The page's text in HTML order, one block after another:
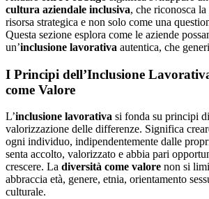
cultura aziendale inclusiva, che riconosca
risorsa strategica e non solo come una
Questa sezione esplora come le aziende
un’inclusione lavorativa autentica, che
I Principi dell’Inclusione
come Valore
L’inclusione lavorativa si fonda su principi
valorizzazione delle differenze. Significa
ogni individuo, indipendentemente dalle
senta accolto, valorizzato e abbia pari
crescere. La diversità come valore non si
abbraccia età, genere, etnia, orientamento
culturale.